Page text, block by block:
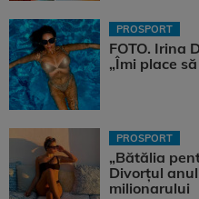
PROSPORT
FOTO. Irina
„Îmi place
PROSPORT
„Bătălia
Divorțul
milionarului